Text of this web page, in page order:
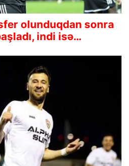
olunduqdan sonra
indi isə…